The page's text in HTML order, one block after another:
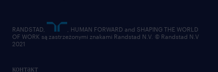
контакт
RANDSTAD,
, HUMAN FORWARD and SHAPING THE WORLD
OF WORK są zastrzeżonymi znakami Randstad N.V. © Randstad N.V
2021